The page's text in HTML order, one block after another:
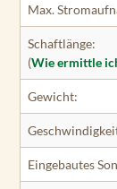
Max.
Schaftlänge:
(Wie ermittle
Gewicht:
Eingebautes